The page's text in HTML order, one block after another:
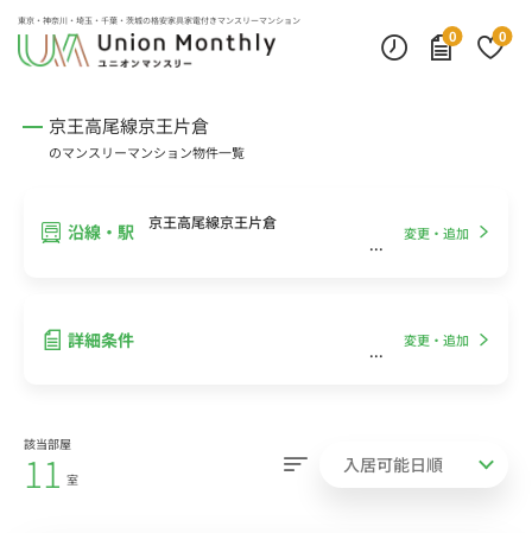
東京・神奈川・埼玉・千葉・茨城の格安家具家電付きマンスリーマンション
0
0
京王高尾線京王片倉
のマンスリーマンション物件一覧
沿線・駅 京王高尾線京王片倉
変更・追加
詳細条件 変更・追加
該当部屋
11 室